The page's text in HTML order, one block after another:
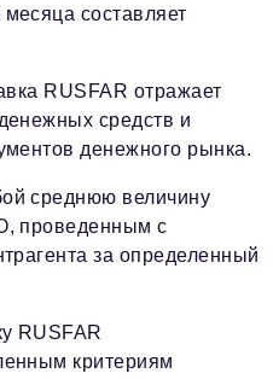
составляет
RUSFAR отражает
средств и
денежного рынка.
среднюю величину
проведенным с
за определенный
RUSFAR
критериям